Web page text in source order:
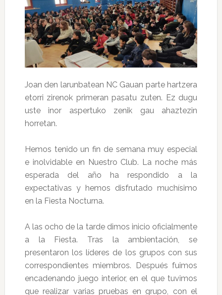
Joan den larunbatean NC Gauan parte hartzera
etorri zirenok primeran pasatu zuten. Ez dugu
uste inor aspertuko zenik gau ahaztezin
horretan.
Hemos tenido un fin de semana muy especial
e inolvidable en Nuestro Club. La noche más
esperada del año ha respondido a la
expectativas y hemos disfrutado muchísimo
en la Fiesta Nocturna.
A las ocho de la tarde dimos inicio oficialmente
a la Fiesta. Tras la ambientación, se
presentaron los líderes de los grupos con sus
correspondientes miembros. Después fuimos
encadenando juego interior, en el que tuvimos
que realizar varias pruebas en grupo, con el